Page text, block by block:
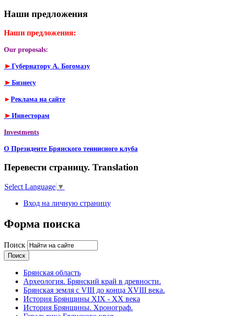
Наши предложения
Наши предложения:
Our proposals:
► Губернатору А. Богомазу
► Бизнесу
► Реклама на сайте
► Инвесторам
Investments
О Президенте Брянского теннисного клуба
Перевести страницу. Translation
Select Language ▼
Вход на личную страницу
Форма поиска
Поиск
Брянская область
Археология. Брянский край в древности.
Брянская земля с VIII до конца XVIII века.
История Брянщины XIX - XX века
История Брянщины. Хронограф.